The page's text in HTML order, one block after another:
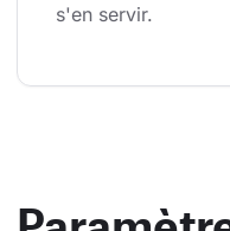
s'en servir.